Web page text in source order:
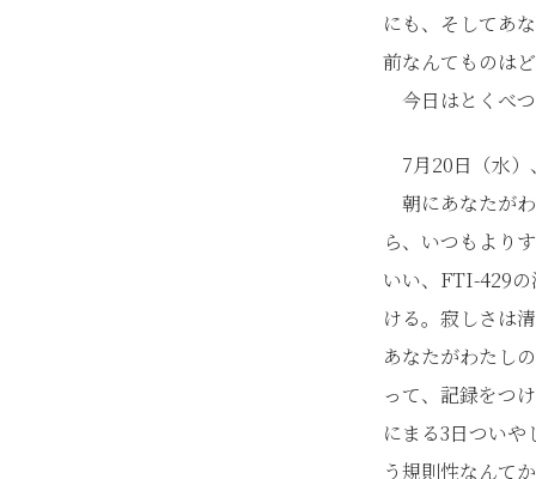
にも、そしてあ
前なんてものは
今日はとくべ
7月20日（水）
朝にあなたが
ら、いつもより
いい、FTI-429
ける。寂しさは
あなたがわたし
って、記録をつ
にまる3日つい
う規則性なんて